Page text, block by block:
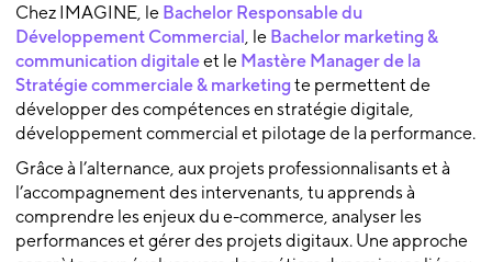
Chez IMAGINE, le Bachelor Responsable du
Développement Commercial, le Bachelor marketing &
communication digitaleet le Mastère Manager de la
Stratégie commerciale & marketingte permettent de
développer des compétences en stratégie digitale,
développement commercial et pilotage de la performance.
Grâce à l’alternance, aux projets professionnalisants et à
l’accompagnement des intervenants, tu apprends à
comprendre les enjeux du e-commerce, analyser les
performances et gérer des projets digitaux. Une approche